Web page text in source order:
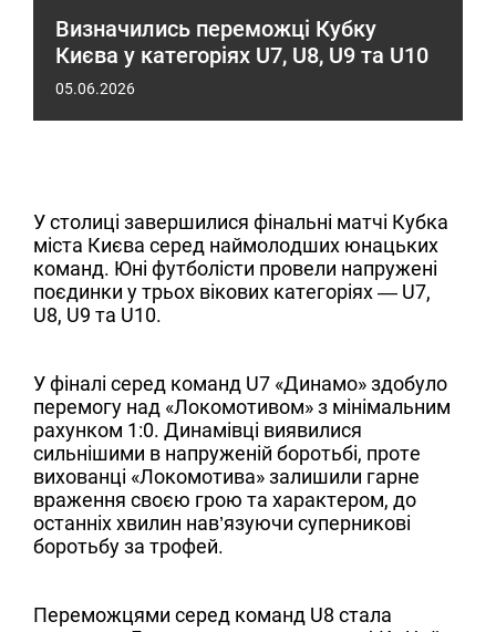
Визначились переможці Кубку
Києва у категоріях U7, U8, U9 та U10
05.06.2026
У столиці завершилися фінальні матчі Кубка
міста Києва серед наймолодших юнацьких
команд. Юні футболісти провели напружені
поєдинки у трьох вікових категоріях — U7,
U8, U9 та U10.
У фіналі серед команд U7 «Динамо» здобуло
перемогу над «Локомотивом» з мінімальним
рахунком 1:0. Динамівці виявилися
сильнішими в напруженій боротьбі, проте
вихованці «Локомотива» залишили гарне
враження своєю грою та характером, до
останніх хвилин нав’язуючи суперникові
боротьбу за трофей.
Переможцями серед команд U8 стала